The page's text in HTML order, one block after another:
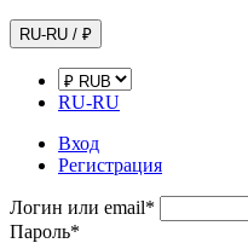
RU-RU / ₽
RU-RU
Вход
Регистрация
Логин или email*
Пароль*